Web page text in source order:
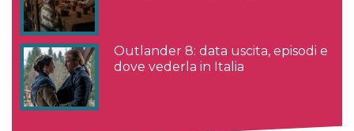
Outlander 8: data uscita, episodi e
dove vederla in Italia